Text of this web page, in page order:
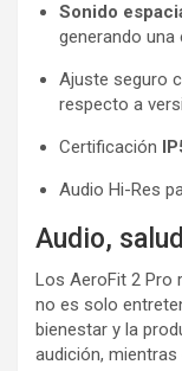
Sonido
generando una
Ajuste seguro
respecto a
Certificación
Audio Hi-Res
Audio,
Los AeroFit 2 Pro
no es solo
bienestar y la
audición,